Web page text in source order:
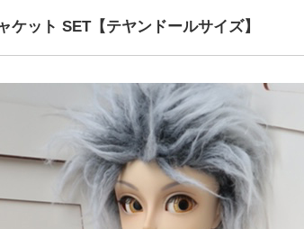
ケット SET【テヤンドールサイズ】